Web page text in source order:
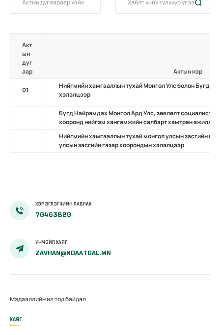
Акт
ын
дуг
аар
Актын нэр
01
Нийгмийн хамгааллын тухай Монгол Улс болон Бүгд
хэлэлцээр
Бүгд Найрамдах Монгол Ард Улс, зөвлөлт социалист
хооронд нийгэм хангамжийн салбарт хамтран ажиллах
Нийгмийн хамгааллын тухай монгол улсын засгийн
улсын засгийн газар хоорондын хэлэлцээр
ХЭРЭГЛЭГЧИЙН ЛАВЛАХ
70463820
И-МЭЙЛ ХАЯГ
ZAVHAN@NDAATGAL.MN
Мэдээллийн ил тод байдал
ХАЯГ